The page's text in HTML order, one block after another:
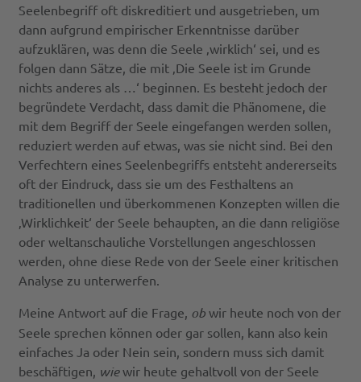
Seelenbegriff oft diskreditiert und ausgetrieben, um
dann aufgrund empirischer Erkenntnisse darüber
aufzuklären, was denn die Seele ‚wirklich‘ sei, und es
folgen dann Sätze, die mit ‚Die Seele ist im Grunde
nichts anderes als …‘ beginnen. Es besteht jedoch der
begründete Verdacht, dass damit die Phänomene, die
mit dem Begriff der Seele eingefangen werden sollen,
reduziert werden auf etwas, was sie nicht sind. Bei den
Verfechtern eines Seelenbegriffs entsteht andererseits
oft der Eindruck, dass sie um des Festhaltens an
traditionellen und überkommenen Konzepten willen die
‚Wirklichkeit‘ der Seele behaupten, an die dann religiöse
oder weltanschauliche Vorstellungen angeschlossen
werden, ohne diese Rede von der Seele einer kritischen
Analyse zu unterwerfen.
Meine Antwort auf die Frage, ob wir heute noch von der
Seele sprechen können oder gar sollen, kann also kein
einfaches Ja oder Nein sein, sondern muss sich damit
beschäftigen, wiewir heute gehaltvoll von der Seele